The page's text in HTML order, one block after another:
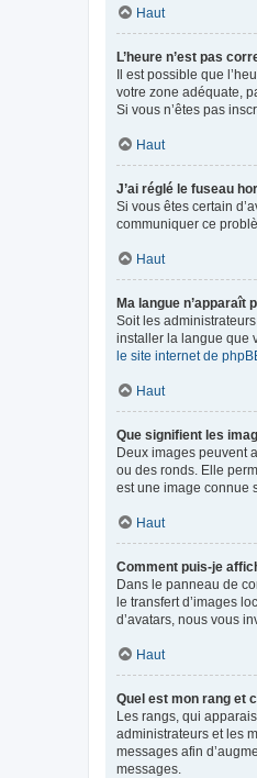
Haut
L’heure n’est pas
Il est possible que
votre zone adéquate,
Si vous n’êtes pas
Haut
J’ai réglé le fuseau
Si vous êtes certain
communiquer ce
Haut
Ma langue n’apparaît
Soit les
installer la langue que
le site internet de
Haut
Que signifient les
Deux images peuvent
ou des ronds. Elle
est une image connue
Haut
Comment puis-je
Dans le panneau de
le transfert d’images
d’avatars, nous vous
Haut
Quel est mon rang et
Les rangs, qui
administrateurs et les
messages afin
messages.